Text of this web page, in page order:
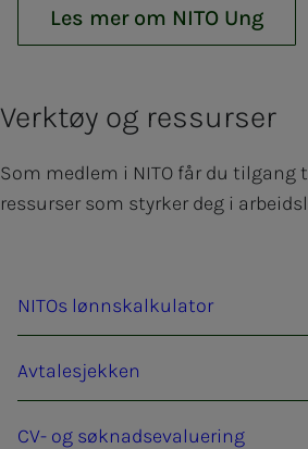
Les mer om NITO Ung
Verktøy og ressurser
Som medlem i NITO får du tilgang
ressurser som styrker deg i
NITOs lønnskalkulator
Avtalesjekken
CV- og søknadsevaluering